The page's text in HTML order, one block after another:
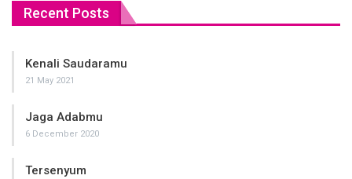
Recent Posts
Kenali Saudaramu
21 May 2021
Jaga Adabmu
6 December 2020
Tersenyum